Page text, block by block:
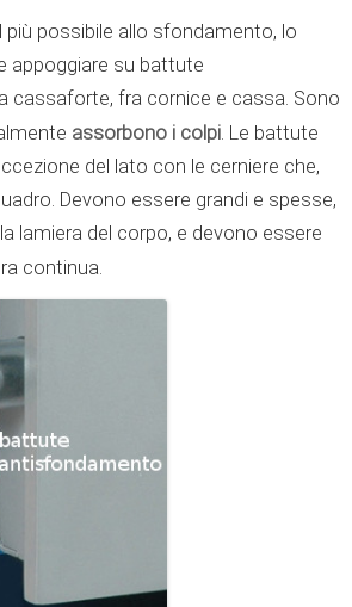
più possibile allo sfondamento, lo
appoggiare su battute
cassaforte, fra cornice e cassa. Sono
assorbono i colpi. Le battute
del lato con le cerniere che,
Devono essere grandi e spesse,
lamiera del corpo, e devono essere
continua.